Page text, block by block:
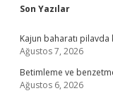
Sidebar
Son Yazılar
Kajun baharatı pilavda
Ağustos 7, 2026
Betimleme ve
Ağustos 6, 2026